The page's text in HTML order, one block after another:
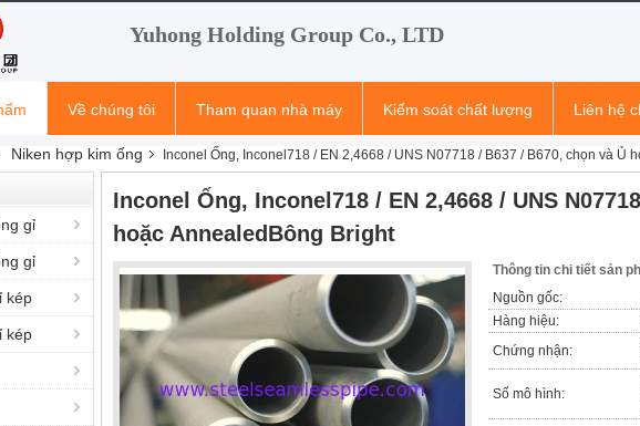
Yuhong Holding Group Co., LTD
Về chúng tôi Tham quan nhà máy Kiểm soát chất lượng Liên hệ
Niken hợp kim ống Inconel Ống, Inconel718 / EN 2,4668 / UNS N07718 / B637 / B670, chọn và Ủ
gỉ
gỉ
kép
kép
Inconel Ống, Inconel718 / EN 2,4668 / UNS
hoặc AnnealedBông Bright
Thông tin chi tiết sản
Nguồn gốc:
Hàng hiệu:
Chứng nhận:
Số mô hình: